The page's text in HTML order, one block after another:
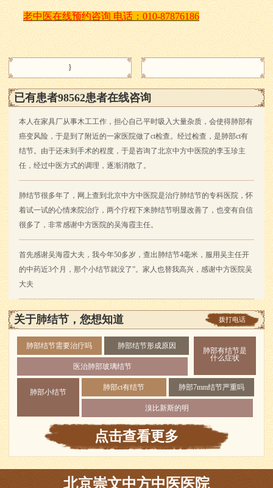
老中医在线预约咨询 电话： 010-87876186
}
已有患者98562患者在线咨询
本人在家具厂从事木工工作，担心自己平时吸入大量杂质，会使得肺部有
癌变风险，于是到了附近的一家医院做了ct检查。经过检查，是肺部ct有
结节。由于还未到手术的程度，于是咨询了北京中方中医院的李玉珍主
任，经过中医方式的调理，逐渐消散了。
肺结节很多年了，网上查到北京中方中医院是治疗肺结节的专科医院，怀
着试一试的心情来院治疗，两个疗程下来肺结节明显改善了，也变有自信
很多了，非常感谢中方医院的吴海霞主任。
首先感谢吴海霞大夫，我今年50多岁，查出肺结节4毫米，服用吴主任开
的中药近3个月，那个小结节就没了”。家人也替我高兴，感谢中方医院吴
大夫
拨打电话
关于肺结节，您想知道
肺部有结节是
什么症状
肺部结节需要治疗吗 肺部结节形成原因
医治肺部玻璃结节
肺部小结节
肺部ct有结节 肺部7mm结节严重吗
溴比新斯的明
点击查看更多
北京崇文中方中医医院